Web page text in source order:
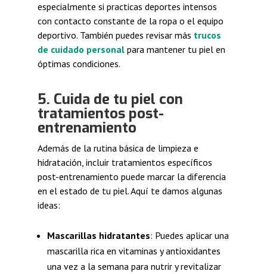
especialmente si practicas deportes intensos
con contacto constante de la ropa o el equipo
deportivo. También puedes revisar más trucos
de cuidado personalpara mantener tu piel en
óptimas condiciones.
5. Cuida de tu piel con
tratamientos post-
entrenamiento
Además de la rutina básica de limpieza e
hidratación, incluir tratamientos específicos
post-entrenamiento puede marcar la diferencia
en el estado de tu piel. Aquí te damos algunas
ideas:
Mascarillas hidratantes: Puedes aplicar una
mascarilla rica en vitaminas y antioxidantes
una vez a la semana para nutrir y revitalizar